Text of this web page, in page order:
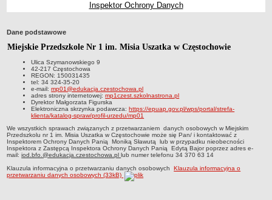
ARCHIWUM SZKÓŁ I PLACÓWEK
Zlikwidowane gimnazja
Przekształcone szkoły i placówki
Wielofunkcyjna Placówka
SPECJALNE OŚRODKI SZKOLNO-WYCHOWAWCZE
Specjalny Ośrodek nr 1
Specjalny Ośrodek nr 5
BURSA MIEJSKA
Dane podstawowe
Majątek
Inspektor Ochrony Danych
Dane podstawowe
Miejskie Przedszkole Nr 1 im. Misia Uszatka w Częstochowie
Ulica Szymanowskiego 9
42-217 Częstochowa
REGON: 150031435
tel: 34 324-35-20
e-mail:mp01@edukacja.czestochowa.pl
adres strony internetowej:mp1czest.szkolnastrona.pl
Dyrektor Małgorzata Figurska
Elektroniczna skrzynka podawcza:https://epuap.gov.pl/wps/portal/strefa-
klienta/katalog-spraw/profil-urzedu/mp01
We wszystkich sprawach związanych z przetwarzaniem danych osobowych w Miejskim
Przedszkolu nr 1 im. Misia Uszatka w Częstochowie może się Pan/ i kontaktować z
Inspektorem Ochrony Danych Panią Moniką Sławutą lub w przypadku nieobecności
Inspektora z Zastępcą Inspektora Ochrony Danych Panią Edytą Bajor poprzez adres e-
mail:iod.bfo.@edukacja.czestochowa.pllub numer telefonu 34 370 63 14
Klauzula informacyjna o przetwarzaniu danych osobowychKlauzula informacyjna o
przetwarzaniu danych osobowych (33kB)